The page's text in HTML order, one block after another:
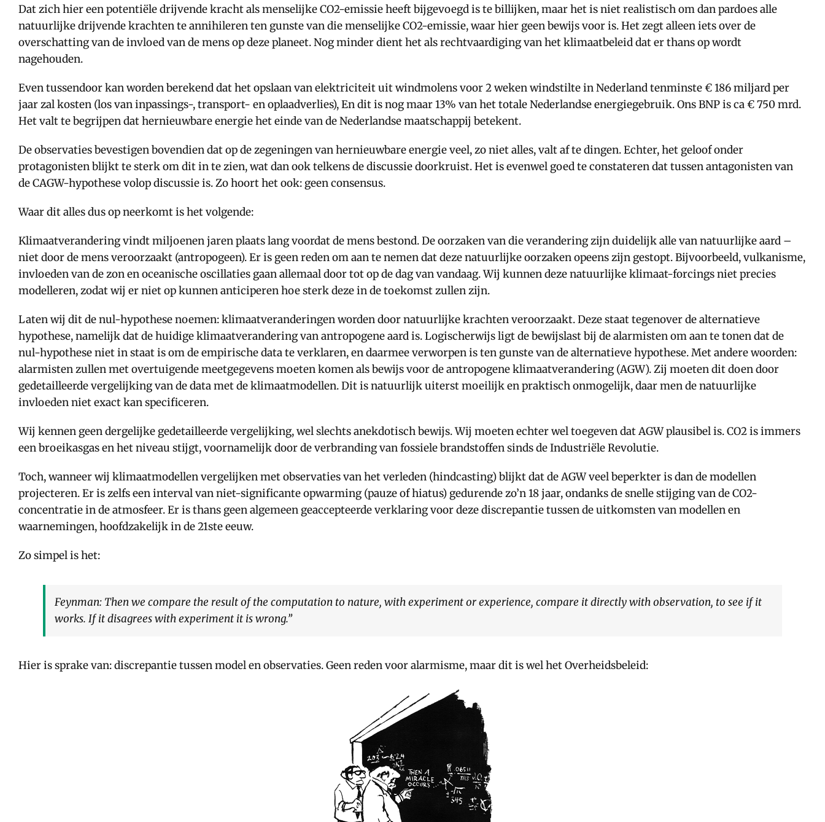
Dat zich hier een potentiële drijvende kracht als menselijke CO2-emissie heeft bijgevoegd is te billijken, maar het is niet realistisch om dan pardoes alle
natuurlijke drijvende krachten te annihileren ten gunste van die menselijke CO2-emissie, waar hier geen bewijs voor is. Het zegt alleen iets over de
overschatting van de invloed van de mens op deze planeet. Nog minder dient het als rechtvaardiging van het klimaatbeleid dat er thans op wordt
nagehouden.
Even tussendoor kan worden berekend dat het opslaan van elektriciteit uit windmolens voor 2 weken windstilte in Nederland tenminste € 186 miljard per
jaar zal kosten (los van inpassings-, transport- en oplaadverlies), En dit is nog maar 13% van het totale Nederlandse energiegebruik. Ons BNP is ca € 750 mrd.
Het valt te begrijpen dat hernieuwbare energie het einde van de Nederlandse maatschappij betekent.
De observaties bevestigen bovendien dat op de zegeningen van hernieuwbare energie veel, zo niet alles, valt af te dingen. Echter, het geloof onder
protagonisten blijkt te sterk om dit in te zien, wat dan ook telkens de discussie doorkruist. Het is evenwel goed te constateren dat tussen antagonisten van
de CAGW-hypothese volop discussie is. Zo hoort het ook: geen consensus.
Waar dit alles dus op neerkomt is het volgende:
Klimaatverandering vindt miljoenen jaren plaats lang voordat de mens bestond. De oorzaken van die verandering zijn duidelijk alle van natuurlijke aard –
niet door de mens veroorzaakt (antropogeen). Er is geen reden om aan te nemen dat deze natuurlijke oorzaken opeens zijn gestopt. Bijvoorbeeld, vulkanisme,
invloeden van de zon en oceanische oscillaties gaan allemaal door tot op de dag van vandaag. Wij kunnen deze natuurlijke klimaat-forcings niet precies
modelleren, zodat wij er niet op kunnen anticiperen hoe sterk deze in de toekomst zullen zijn.
Laten wij dit de nul-hypothese noemen: klimaatveranderingen worden door natuurlijke krachten veroorzaakt. Deze staat tegenover de alternatieve
hypothese, namelijk dat de huidige klimaatverandering van antropogene aard is. Logischerwijs ligt de bewijslast bij de alarmisten om aan te tonen dat de
nul-hypothese niet in staat is om de empirische data te verklaren, en daarmee verworpen is ten gunste van de alternatieve hypothese. Met andere woorden:
alarmisten zullen met overtuigende meetgegevens moeten komen als bewijs voor de antropogene klimaatverandering (AGW). Zij moeten dit doen door
gedetailleerde vergelijking van de data met de klimaatmodellen. Dit is natuurlijk uiterst moeilijk en praktisch onmogelijk, daar men de natuurlijke
invloeden niet exact kan specificeren.
Wij kennen geen dergelijke gedetailleerde vergelijking, wel slechts anekdotisch bewijs. Wij moeten echter wel toegeven dat AGW plausibel is. CO2 is immers
een broeikasgas en het niveau stijgt, voornamelijk door de verbranding van fossiele brandstoffen sinds de Industriële Revolutie.
Toch, wanneer wij klimaatmodellen vergelijken met observaties van het verleden (hindcasting) blijkt dat de AGW veel beperkter is dan de modellen
projecteren. Er is zelfs een interval van niet-significante opwarming (pauze of hiatus) gedurende zo’n 18 jaar, ondanks de snelle stijging van de CO2-
concentratie in de atmosfeer. Er is thans geen algemeen geaccepteerde verklaring voor deze discrepantie tussen de uitkomsten van modellen en
waarnemingen, hoofdzakelijk in de 21ste eeuw.
Zo simpel is het:
Feynman: Then we compare the result of the computation to nature, with experiment or experience, compare it directly with observation, to see if it
works. If it disagrees with experiment it is wrong.”
Hier is sprake van: discrepantie tussen model en observaties. Geen reden voor alarmisme, maar dit is wel het Overheidsbeleid: